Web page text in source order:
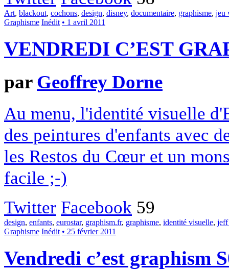
Art, blackout, cochons, design, disney, documentaire, graphisme, jeu
Graphisme Inédit • 1 avril 2011
VENDREDI C’EST
par Geoffrey Dorne
Au menu, l'identité visuelle
des peintures d'enfants avec
les Restos du Cœur et un
facile ;-)
Twitter Facebook 59
design, enfants, eurostar, graphism.fr, graphisme, identité visuelle, jeff
Graphisme Inédit • 25 février 2011
Vendredi c’est graphism